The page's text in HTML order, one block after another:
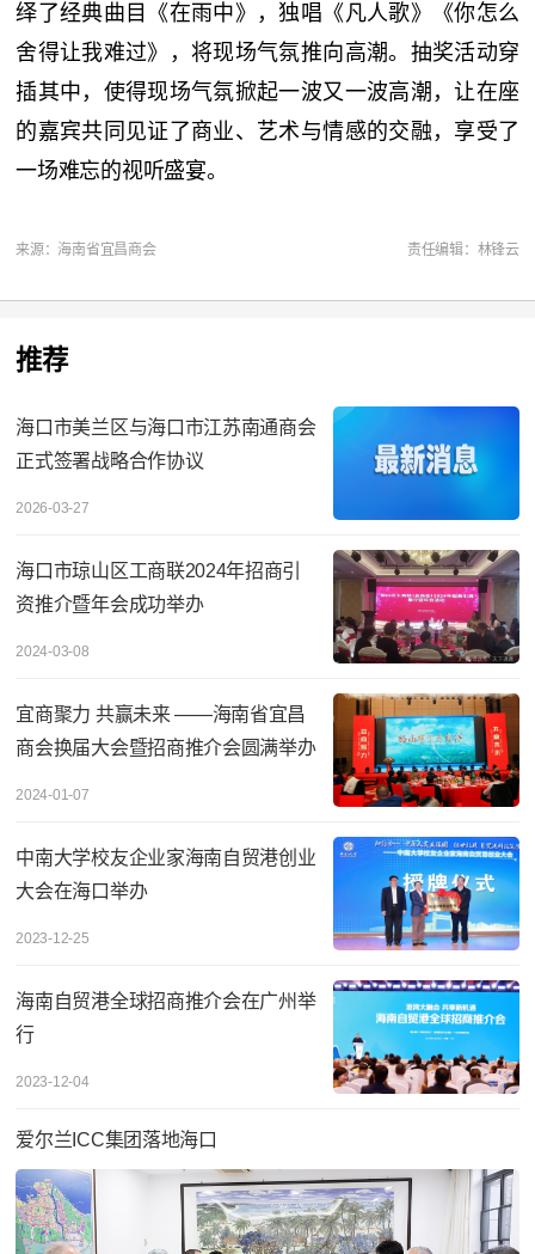
绎了经典曲目《在雨中》，独唱《凡人歌》《你怎么
舍得让我难过》，将现场气氛推向高潮。抽奖活动穿
插其中，使得现场气氛掀起一波又一波高潮，让在座
的嘉宾共同见证了商业、艺术与情感的交融，享受了
一场难忘的视听盛宴。
来源：海南省宜昌商会 责任编辑：林锋云
推荐
海口市美兰区与海口市江苏南通商会
正式签署战略合作协议
2026-03-27
海口市琼山区工商联2024年招商引
资推介暨年会成功举办
2024-03-08
宜商聚力 共赢未来 ——海南省宜昌
商会换届大会暨招商推介会圆满举办
2024-01-07
中南大学校友企业家海南自贸港创业
大会在海口举办
2023-12-25
海南自贸港全球招商推介会在广州举
行
2023-12-04
爱尔兰ICC集团落地海口